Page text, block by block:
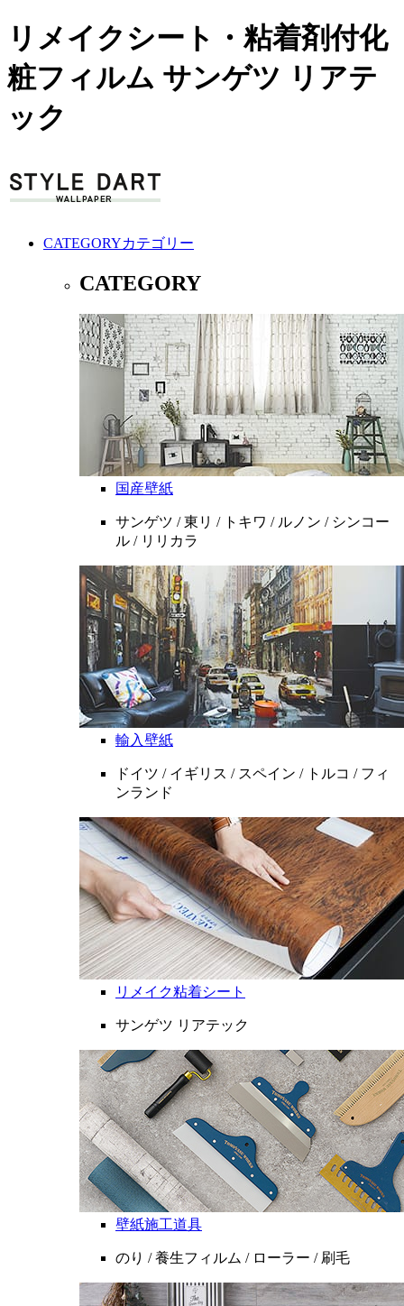
リメイクシート・粘着剤付化
粧フィルム サンゲツ リアテ
ック
CATEGORYカテゴリー
CATEGORY
国産壁紙
サンゲツ / 東リ / トキワ / ルノン / シンコー
ル / リリカラ
輸入壁紙
ドイツ / イギリス / スペイン / トルコ / フィ
ンランド
リメイク粘着シート
サンゲツ リアテック
壁紙施工道具
のり / 養生フィルム / ローラー / 刷毛